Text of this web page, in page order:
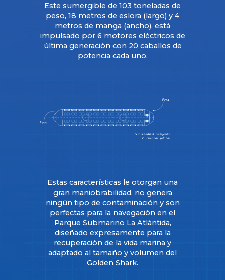
Este sumergible de 103 toneladas de
peso, 18 metros de eslora (largo) y 4
metros de manga (ancho), está
impulsado por 6 motores eléctricos de
última generación con 20 caballos de
potencia cada uno.
Estas características le otorgan una
gran maniobrabilidad, no genera
ningún tipo de contaminación y son
perfectas para la navegación en el
Parque Submarino La Atlántida,
diseñado expresamente para la
recuperación de la vida marina y
adaptado al tamaño y volumen del
Golden Shark.